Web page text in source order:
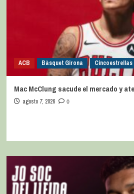
ACB Bàsquet Girona Cincoestrellas
Mac McClung sacude el mercado y
agosto 7, 2026 0